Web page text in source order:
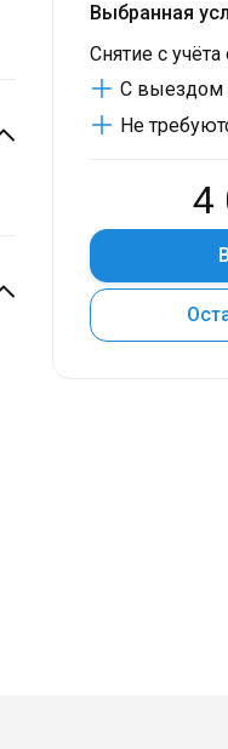
Выбранная
Снятие с
С выездом
Не
4